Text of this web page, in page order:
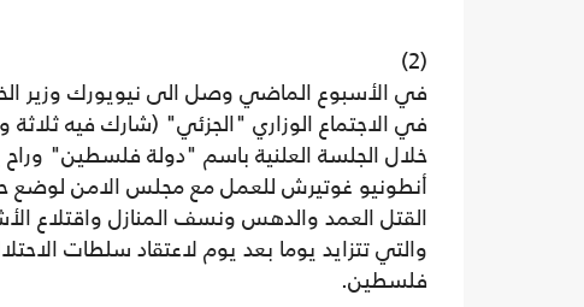
(2)
في الأسبوع الماضي وصل الى نيويورك وزير
في الاجتماع الوزاري "الجزئي" (شارك فيه
خلال الجلسة العلنية باسم "دولة فلسطين"
أنطونيو غوتيرش للعمل مع مجلس الامن لوضع
القتل العمد والدهس ونسف المنازل واقتلاع
والتي تتزايد يوما بعد يوم لاعتقاد سلطات
فلسطين.